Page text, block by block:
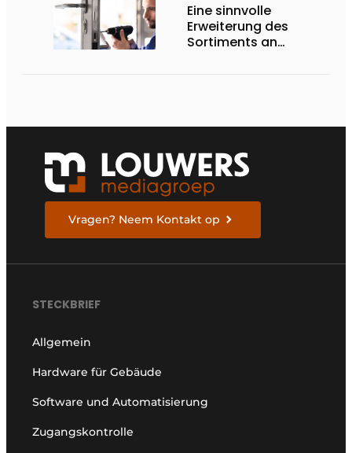
Eine sinnvolle
Erweiterung des
Sortiments an
Vragen? Neem Kontakt op
STECKBRIEF
Allgemein
Hardware für Gebäude
Software und Automatisierung
Zugangskontrolle